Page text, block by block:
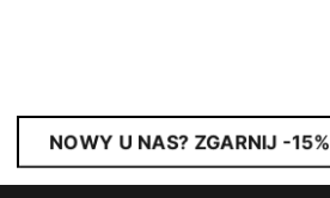
NOWY U NAS? ZGARNIJ -15%